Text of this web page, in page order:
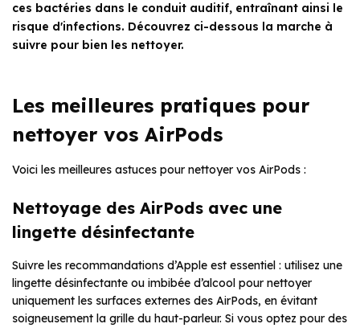
ces bactéries dans le conduit auditif, entraînant ainsi le
risque d'infections. Découvrez ci-dessous la marche à
suivre pour bien les nettoyer.
Les meilleures pratiques pour
nettoyer vos AirPods
Voici les meilleures astuces pour nettoyer vos AirPods :
Nettoyage des AirPods avec une
lingette désinfectante
Suivre les recommandations d’Apple est essentiel : utilisez une
lingette désinfectante ou imbibée d’alcool pour nettoyer
uniquement les surfaces externes des AirPods, en évitant
soigneusement la grille du haut-parleur. Si vous optez pour des